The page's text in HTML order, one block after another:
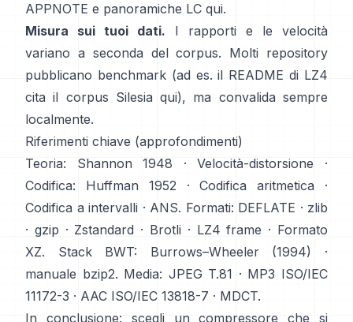
APPNOTE e panoramiche LC qui.
Misura sui tuoi dati. I rapporti e le velocità
variano a seconda del corpus. Molti repository
pubblicano benchmark (ad es. il README di LZ4
cita il corpus Silesia qui), ma convalida sempre
localmente.
Riferimenti chiave (approfondimenti)
Teoria:
Shannon 1948 · Velocità-distorsione
·
Codifica:
Huffman 1952 · Codifica aritmetica
·
Codifica a intervalli · ANS. Formati: DEFLATE · zlib
· gzip · Zstandard · Brotli · LZ4 frame · Formato
XZ. Stack BWT: Burrows–Wheeler (1994)
·
manuale bzip2. Media: JPEG T.81 · MP3 ISO/IEC
11172-3 · AAC ISO/IEC 13818-7 · MDCT.
In conclusione: scegli un compressore che si